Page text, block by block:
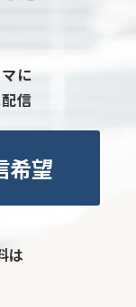
に
信
希望
は